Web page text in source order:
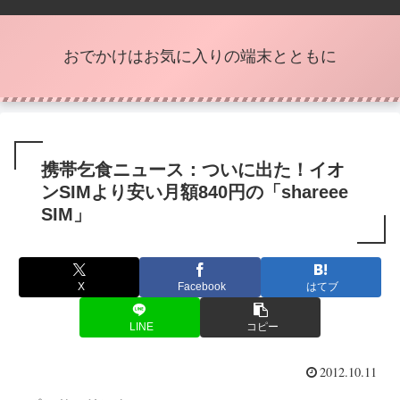
おでかけはお気に入りの端末とともに
携帯乞食ニュース：ついに出た！イオ
ンSIMより安い月額840円の「shareee
SIM」
X Facebook はてブ
LINE コピー
2012.10.11